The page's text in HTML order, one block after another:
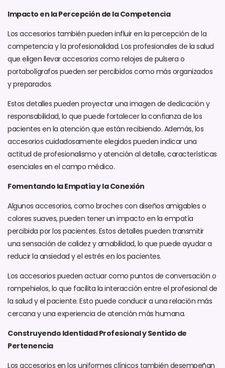
Impacto en la Percepción de la Competencia
Los accesorios también pueden influir en la percepción de la
competencia y la profesionalidad. Los profesionales de la salud
que eligen llevar accesorios como relojes de pulsera o
portabolígrafos pueden ser percibidos como más organizados
y preparados.
Estos detalles pueden proyectar una imagen de dedicación y
responsabilidad, lo que puede fortalecer la confianza de los
pacientes en la atención que están recibiendo. Además, los
accesorios cuidadosamente elegidos pueden indicar una
actitud de profesionalismo y atención al detalle, características
esenciales en el campo médico.
Fomentando la Empatía y la Conexión
Algunos accesorios, como broches con diseños amigables o
colores suaves, pueden tener un impacto en la empatía
percibida por los pacientes. Estos detalles pueden transmitir
una sensación de calidez y amabilidad, lo que puede ayudar a
reducir la ansiedad y el estrés en los pacientes.
Los accesorios pueden actuar como puntos de conversación o
rompehielos, lo que facilita la interacción entre el profesional de
la salud y el paciente. Esto puede conducir a una relación más
cercana y una experiencia de atención más humana.
Construyendo Identidad Profesional y Sentido de
Pertenencia
Los accesorios en los uniformes clínicos también desempeñan